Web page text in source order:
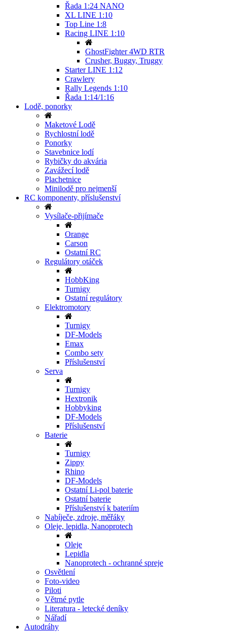
Řada 1:24 NANO
XL LINE 1:10
Top Line 1:8
Racing LINE 1:10
GhostFighter 4WD RTR
Crusher, Buggy, Truggy
Starter LINE 1:12
Crawlery
Rally Legends 1:10
Řada 1:14/1:16
Lodě, ponorky
Maketové Lodě
Rychlostní lodě
Ponorky
Stavebnice lodí
Rybičky do akvária
Zavážecí lodě
Plachetnice
Minilodě pro nejmenší
RC komponenty, příslušenství
Vysílače-přijímače
Orange
Carson
Ostatní RC
Regulátory otáček
HobbKing
Turnigy
Ostatní regulátory
Elektromotory
Turnigy
DF-Models
Emax
Combo sety
Příslušenství
Serva
Turnigy
Hextronik
Hobbyking
DF-Models
Příslušenství
Baterie
Turnigy
Zippy
Rhino
DF-Models
Ostatní Li-pol baterie
Ostatní baterie
Příslušenství k bateriím
Nabíječe, zdroje, měřáky
Oleje, lepidla, Nanoprotech
Oleje
Lepidla
Nanoprotech - ochranné spreje
Osvětlení
Foto-video
Piloti
Větrné pytle
Literatura - letecké deníky
Nářadí
Autodráhy